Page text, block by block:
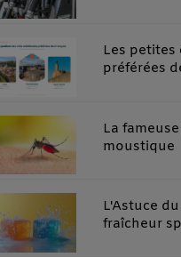
Les petites
préférées
La
moustique
L'Astuce
fraîcheur